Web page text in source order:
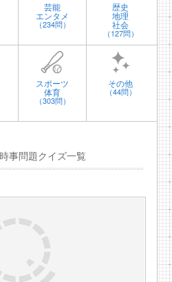
芸能
エンタメ
（234問）
歴史
地理
社会
（127問）
スポーツ
体育
（303問）
その他
（44問）
事問題クイズ一覧